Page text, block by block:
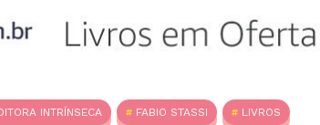
INTRÍNSECA FABIO STASSI LIVROS